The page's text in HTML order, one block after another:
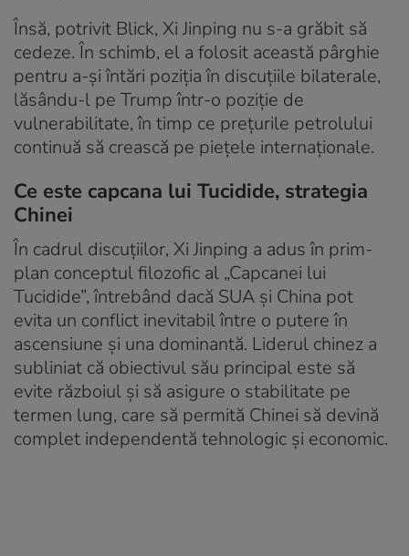
Însă, potrivit Blick, Xi Jinping nu s-a grăbit să
cedeze. În schimb, el a folosit această pârghie
pentru a-și întări poziția în discuțiile bilaterale,
lăsându-l pe Trump într-o poziție de
vulnerabilitate, în timp ce prețurile petrolului
continuă să crească pe piețele internaționale.
Ce este capcana lui Tucidide, strategia
Chinei
În cadrul discuțiilor, Xi Jinping a adus în prim-
plan conceptul filozofic al „Capcanei lui
Tucidide”, întrebând dacă SUA și China pot
evita un conflict inevitabil între o putere în
ascensiune și una dominantă. Liderul chinez a
subliniat că obiectivul său principal este să
evite războiul și să asigure o stabilitate pe
termen lung, care să permită Chinei să devină
complet independentă tehnologic și economic.